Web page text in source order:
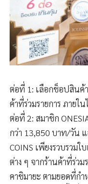
ต่อที่ 1: เลือกช็อปสินค้
ค้าที่ร่วมรายการ ภายใ
ต่อที่ 2: สมาชิก
กว่า 13,850 บาท/วัน
COINS เพียงรวบรวม
ต่าง ๆ จากร้านค้าที่ร่ว
คาชิมายะ ตามยอดที่ก